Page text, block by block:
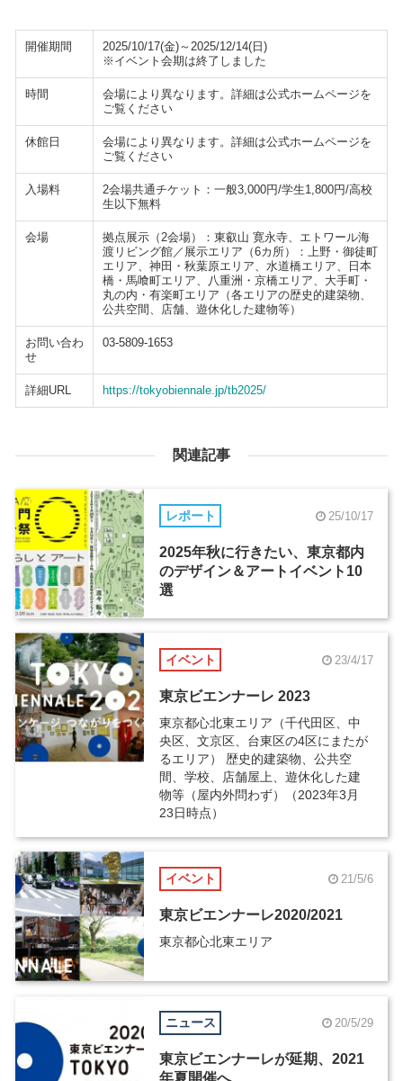
開催期間
2025/10/17(金)～2025/12/14(日)
※イベント会期は終了しました
時間
会場により異なります。詳細は公式ホームページを
ご覧ください
休館日
会場により異なります。詳細は公式ホームページを
ご覧ください
入場料
2会場共通チケット：一般3,000円/学生1,800円/高校
生以下無料
会場
拠点展示（2会場）：東叡山 寛永寺、エトワール海
渡リビング館／展示エリア（6カ所）：上野・御徒町
エリア、神田・秋葉原エリア、水道橋エリア、日本
橋・馬喰町エリア、八重洲・京橋エリア、大手町・
丸の内・有楽町エリア（各エリアの歴史的建築物、
公共空間、店舗、遊休化した建物等）
お問い合わ
せ
03-5809-1653
詳細URL https://tokyobiennale.jp/tb2025/
関連記事
レポート 25/10/17
2025年秋に行きたい、東京都内
のデザイン＆アートイベント10
選
イベント 23/4/17
東京ビエンナーレ 2023
東京都心北東エリア（千代田区、中
央区、文京区、台東区の4区にまたが
るエリア） 歴史的建築物、公共空
間、学校、店舗屋上、遊休化した建
物等（屋内外問わず）（2023年3月
23日時点）
イベント 21/5/6
東京ビエンナーレ2020/2021
東京都心北東エリア
ニュース 20/5/29
東京ビエンナーレが延期、2021